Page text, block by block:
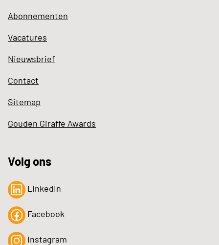
Abonnementen
Vacatures
Nieuwsbrief
Contact
Sitemap
Gouden Giraffe Awards
Volg ons
LinkedIn
Facebook
Instagram